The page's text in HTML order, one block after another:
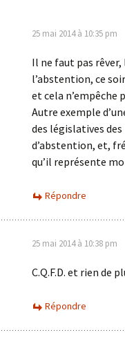
25 mai 2014 à 10:35 pm
Il ne faut pas
l’abstention, ce
et cela n’empêche
Autre exemple
des législatives des
d’abstention, et,
qu’il représente
Répondre
25 mai 2014 à 10:38 pm
C.Q.F.D. et rien de
Répondre